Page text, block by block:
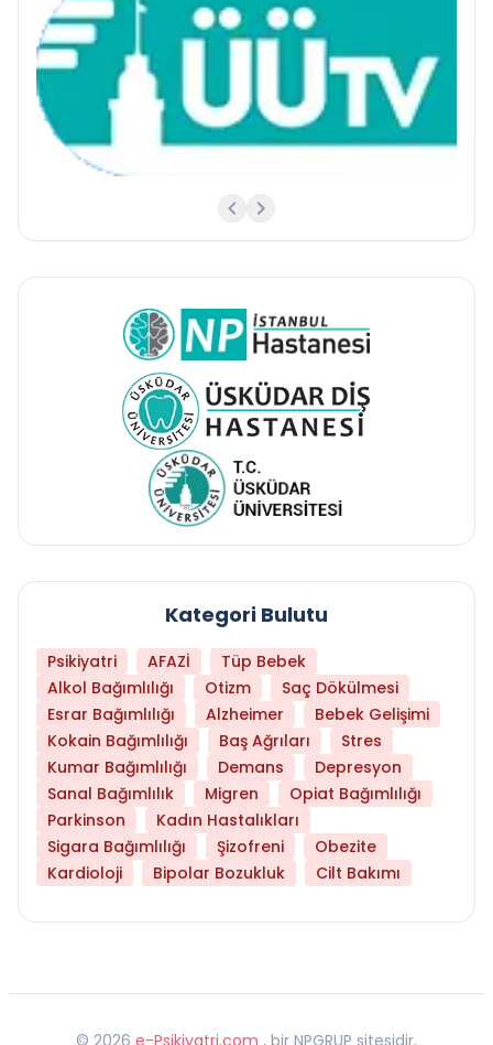
Kategori Bulutu
Psikiyatri AFAZİ
Tüp Bebek
Alkol Bağımlılığı
Otizm
Saç Dökülmesi
Esrar Bağımlılığı
Alzheimer
Bebek Gelişimi
Kokain Bağımlılığı
Baş Ağrıları
Stres
Kumar Bağımlılığı
Demans
Depresyon
Sanal Bağımlılık
Migren
Opiat Bağımlılığı
Parkinson
Kadın Hastalıkları
Sigara Bağımlılığı
Şizofreni
Obezite
Kardioloji
Bipolar Bozukluk Cilt Bakımı
© 2026 e-Psikiyatri.com , bir NPGRUP sitesidir,